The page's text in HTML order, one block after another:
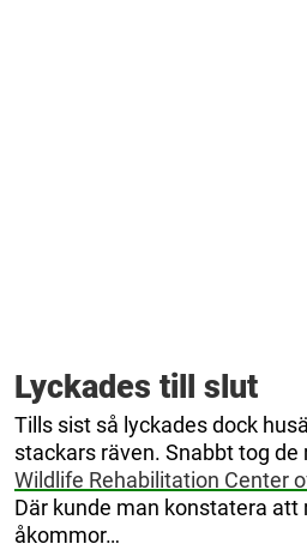
Lyckades till slut
Tills sist så lyckades dock
stackars räven. Snabbt tog
Wildlife Rehabilitation Center
Där kunde man konstatera att
åkommor…